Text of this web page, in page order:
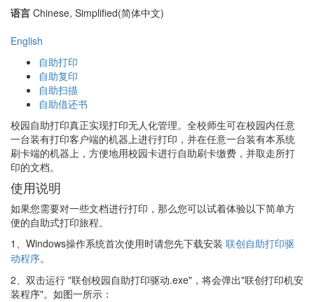
语言 Chinese, Simplified(简体中文)
English
自助打印
自助复印
自助扫描
自助借还书
校园自助打印真正实现打印无人化管理。全校师生可在校园内任意
一台装有打印客户端的机器上进行打印，并在任意一台装有本系统
刷卡端的机器上，方便地用校园卡进行自助刷卡缴费，并取走所打
印的文档。
使用说明
如果您需要对一些文档进行打印，那么您可以试着体验以下简单方
便的自助式打印旅程。
1、 Windows操作系统首次使用时请您先下载安装 联创自助打印驱
动程序。
2、双击运行 "联创校园自助打印驱动.exe"，将会弹出"联创打印机安
装程序"。如图一所示：